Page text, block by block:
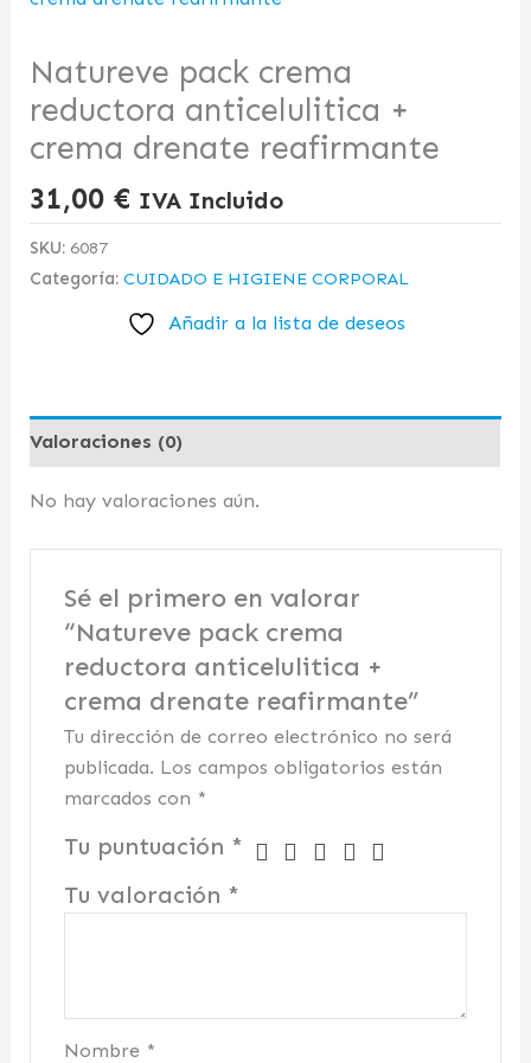
Natureve pack crema
reductora anticelulitica +
crema drenate reafirmante
31,00 € IVA Incluido
SKU: 6087
Categoría:CUIDADO E HIGIENE CORPORAL
Añadir a la lista de deseos
Valoraciones (0)
No hay valoraciones aún.
Sé el primero en valorar
“Natureve pack crema
reductora anticelulitica +
crema drenate reafirmante”
Tu dirección de correo electrónico no será
publicada. Los campos obligatorios están
marcados con *
Tu puntuación *
Tu valoración *
Nombre *